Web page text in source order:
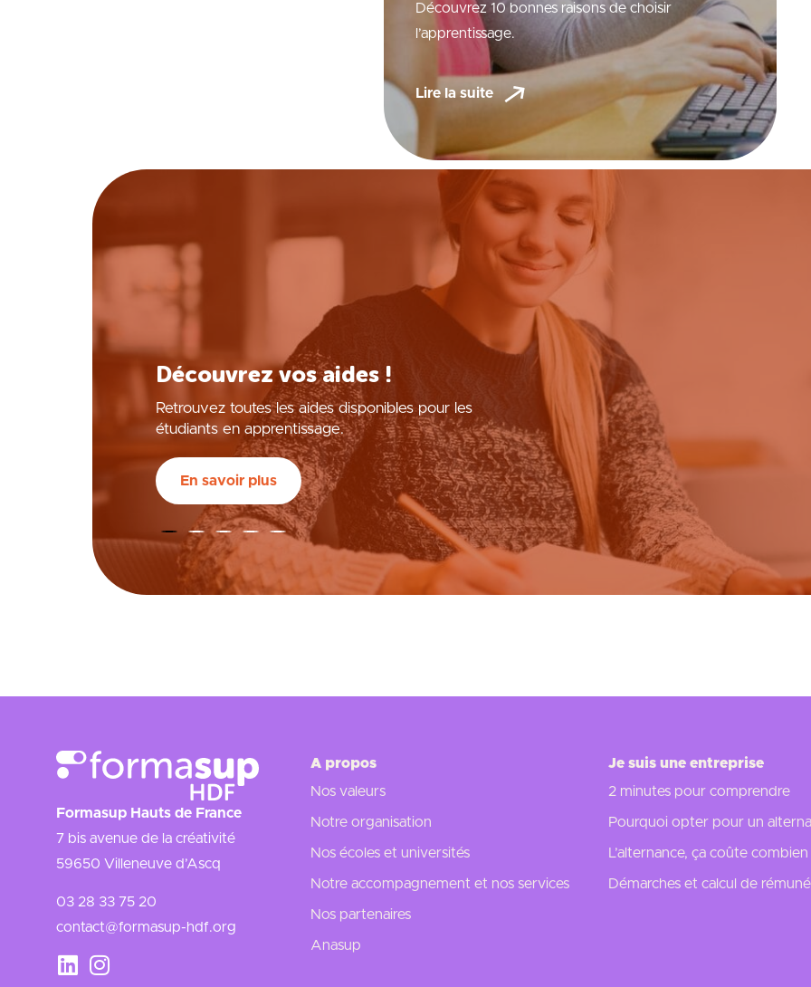
Découvrez 10 bonnes raisons de choisir
l’apprentissage.
Lire la suite
Apprenti, calculez votre
rémunération !
Découvrez l’outil développé par Formasup pour
calculer facilement votre rémunération mensuelle.
Formasup Hauts de France
7 bis avenue de la créativité
59650 Villeneuve d’Ascq
03 28 33 75 20
contact@formasup-hdf.org
A propos
Nos valeurs
Notre organisation
Nos écoles et universités
Notre accompagnement et nos services
Nos partenaires
Anasup
Je suis une entreprise
2 minutes pour comprendre
Pourquoi opter pour un
L’alternance, ça coûte combien
Démarches et calcul de